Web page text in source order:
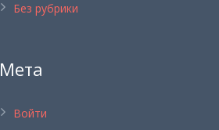
Без рубрики
Мета
Войти